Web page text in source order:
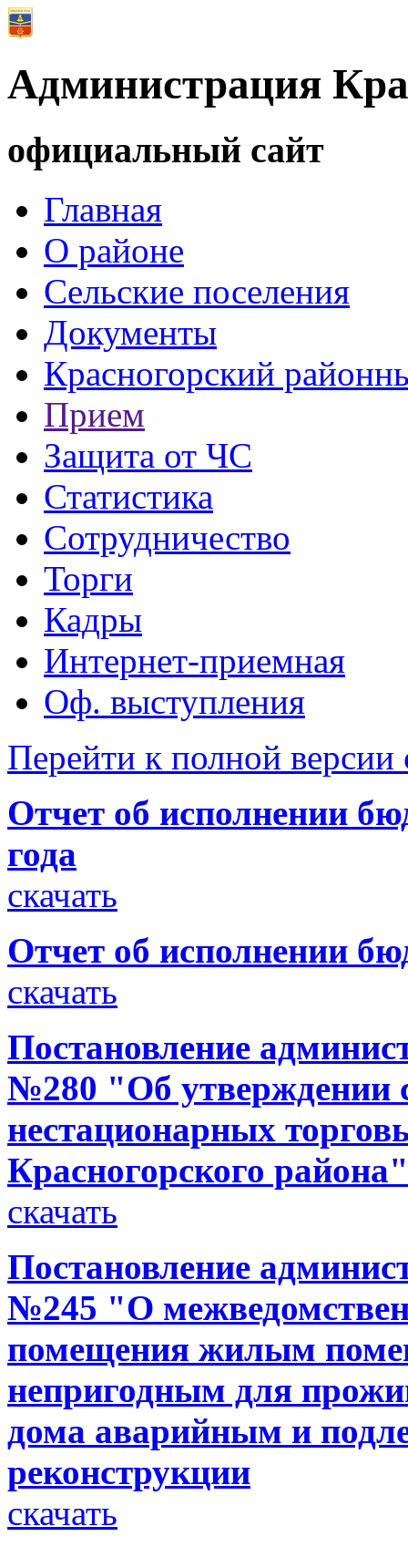
Администрация
официальный сайт
Главная
О районе
Сельские поселения
Документы
Красногорский
Прием
Защита от ЧС
Статистика
Сотрудничество
Торги
Кадры
Интернет-приемная
Оф. выступления
Перейти к полной версии
Отчет об исполнении
года
скачать
Отчет об исполнении
скачать
Постановление
№280 "Об утверждении
нестационарных
Красногорского района"
скачать
Постановление
№245 "О
помещения жилым
непригодным для
дома аварийным и
реконструкции
скачать